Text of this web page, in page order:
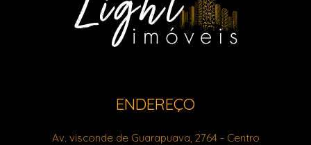
ENDEREÇO
Av. visconde de Guarapuava, 2764- Centro